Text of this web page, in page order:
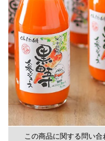
この商品に関する問い合